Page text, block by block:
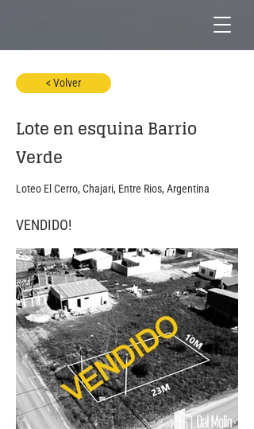
< Volver
Lote en esquina Barrio
Verde
Loteo El Cerro, Chajari, Entre Rios, Argentina
VENDIDO!